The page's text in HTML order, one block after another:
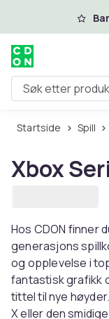
Hopp til
Søk etter
Startside Spill
Xbox
Hos CDON finner
generasjons
og opplevelse i
fantastisk grafikk
tittel til nye
X eller den